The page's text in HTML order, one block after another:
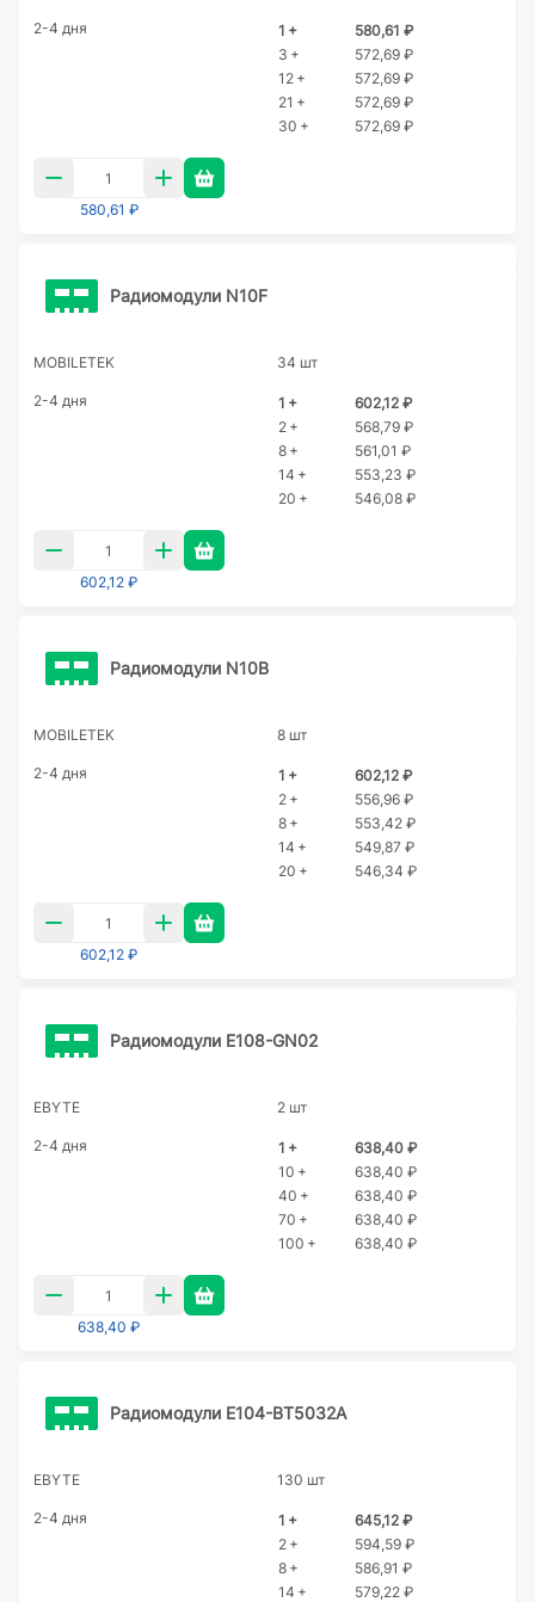
2-4 дня 1 +
580,61 ₽
3 +
572,69 ₽
12 +
572,69 ₽
21 +
572,69 ₽
30 +
572,69 ₽
580,61 ₽
Радиомодули N10F
MOBILETEK 34 шт
2-4 дня 1 +
602,12 ₽
2 +
568,79 ₽
8 +
561,01 ₽
14 +
553,23 ₽
20 +
546,08 ₽
602,12 ₽
Радиомодули N10B
MOBILETEK 8 шт
2-4 дня 1 +
602,12 ₽
2 +
556,96 ₽
8 +
553,42 ₽
14 +
549,87 ₽
20 +
546,34 ₽
602,12 ₽
Радиомодули E108-GN02
EBYTE 2 шт
2-4 дня 1 +
638,40 ₽
10 +
638,40 ₽
40 +
638,40 ₽
70 +
638,40 ₽
100 +
638,40 ₽
638,40 ₽
Радиомодули E104-BT5032A
EBYTE 130 шт
2-4 дня 1 +
645,12 ₽
2 +
594,59 ₽
8 +
586,91 ₽
14 +
579,22 ₽